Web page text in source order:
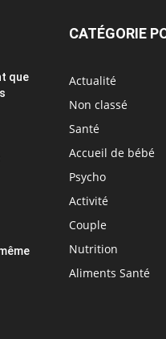
que
CATÉGORIE
Actualité
Non classé
Santé
Accueil de bébé
Psycho
Activité
Couple
Nutrition
Aliments Santé